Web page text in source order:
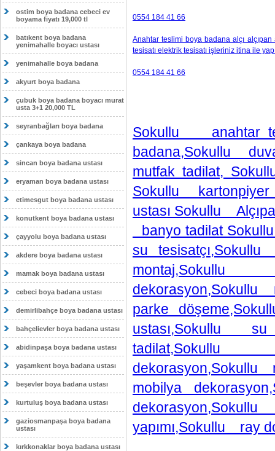
ostim boya badana cebeci ev
boyama fiyatı 19,000 tl
batıkent boya badana
yenimahalle boyacı ustası
yenimahalle boya badana
akyurt boya badana
çubuk boya badana boyacı murat
usta 3+1 20,000 TL
seyranbağları boya badana
çankaya boya badana
sincan boya badana ustası
eryaman boya badana ustası
etimesgut boya badana ustası
konutkent boya badana ustası
çayyolu boya badana ustası
akdere boya badana ustası
mamak boya badana ustası
cebeci boya badana ustası
demirlibahçe boya badana ustası
bahçelievler boya badana ustası
abidinpaşa boya badana ustası
yaşamkent boya badana ustası
beşevler boya badana ustası
kurtuluş boya badana ustası
gaziosmanpaşa boya badana
ustası
kırkkonaklar boya badana ustası
0554 184 41 66
Anahtar teslimi boya badana alçı
tesisatı elektrik tesisatı işleriniz itina ile
0554 184 41 66
Sokullu anahtar
badana,Sokullu
mutfak tadilat,
Sokullu kartonpiyer
ustası Sokullu
banyo tadilat
su tesisatçı,Sokullu
dekorasyon,Sokullu
parke
ustası,Sokullu su
tadilat,Sokullu
dekorasyon,Sokullu
mobilya
yapımı,Sokullu ray